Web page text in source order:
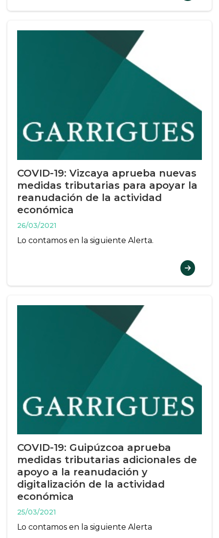
COVID-19: Vizcaya aprueba nuevas
medidas tributarias para apoyar la
reanudación de la actividad
económica
26/03/2021
Lo contamos en la siguiente Alerta.
COVID-19: Guipúzcoa aprueba
medidas tributarias adicionales de
apoyo a la reanudación y
digitalización de la actividad
económica
25/03/2021
Lo contamos en la siguiente Alerta